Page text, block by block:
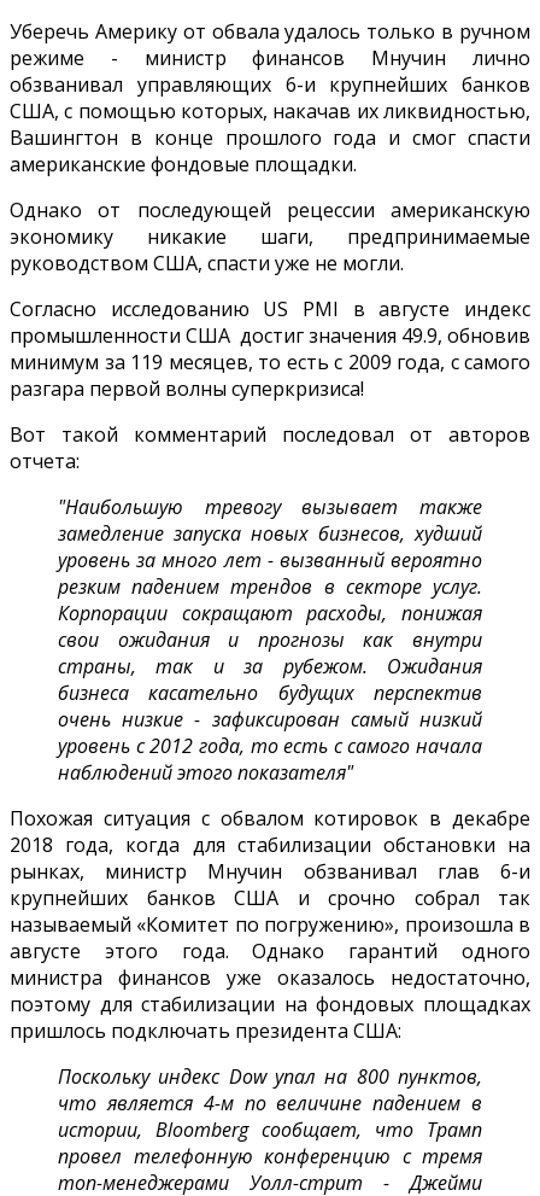
Уберечь Америку от обвала удалось только в ручном
режиме - министр финансов Мнучин лично
обзванивал управляющих 6-и крупнейших банков
США, с помощью которых, накачав их ликвидностью,
Вашингтон в конце прошлого года и смог спасти
американские фондовые площадки.
Однако от последующей рецессии американскую
экономику никакие шаги, предпринимаемые
руководством США, спасти уже не могли.
Согласно исследованию US PMI в августе индекс
промышленности США достиг значения 49.9, обновив
минимум за 119 месяцев, то есть с 2009 года, с самого
разгара первой волны суперкризиса!
Вот такой комментарий последовал от авторов
отчета:
"Наибольшую тревогу вызывает также
замедление запуска новых бизнесов, худший
уровень за много лет - вызванный вероятно
резким падением трендов в секторе услуг.
Корпорации сокращают расходы, понижая
свои ожидания и прогнозы как внутри
страны, так и за рубежом. Ожидания
бизнеса касательно будущих перспектив
очень низкие - зафиксирован самый низкий
уровень с 2012 года, то есть с самого начала
наблюдений этого показателя"
Похожая ситуация с обвалом котировок в декабре
2018 года, когда для стабилизации обстановки на
рынках, министр Мнучин обзванивал глав 6-и
крупнейших банков США и срочно собрал так
называемый «Комитет по погружению», произошла в
августе этого года. Однако гарантий одного
министра финансов уже оказалось недостаточно,
поэтому для стабилизации на фондовых площадках
пришлось подключать президента США:
Поскольку индекс Dow упал на 800 пунктов,
что является 4-м по величине падением в
истории, Bloomberg сообщает, что Трамп
провел телефонную конференцию с тремя
топ-менеджерами Уолл-стрит - Джейми